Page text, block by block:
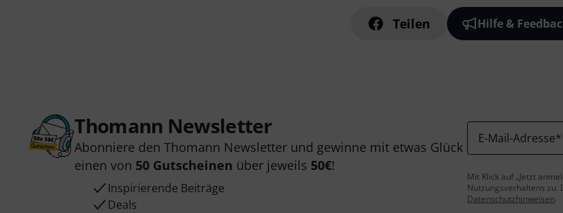
Teilen Hilfe &
Thomann Newsletter
Abonniere den Thomann Newsletter und gewinne mit etwas Glück
einen von 50 Gutscheinen über jeweils 50€!
Inspirierende Beiträge
Deals
E-Mail-Adresse*
Mit Klick auf „Jetzt
Nutzungsverhaltens zu.
Datenschutzhinweisen.